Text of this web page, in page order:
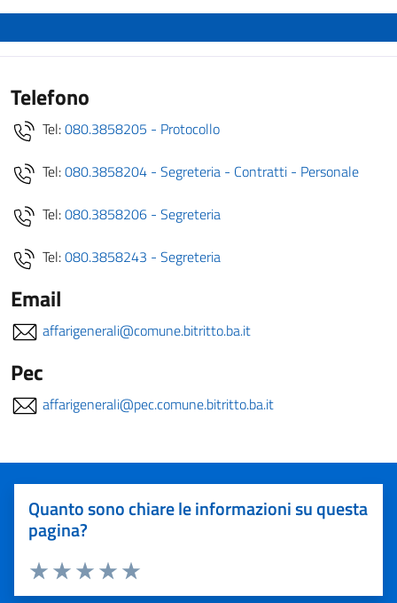
Telefono
Tel:080.3858205 - Protocollo
Tel:080.3858204 - Segreteria - Contratti - Personale
Tel:080.3858206 - Segreteria
Tel:080.3858243 - Segreteria
Email
affarigenerali@comune.bitritto.ba.it
Pec
affarigenerali@pec.comune.bitritto.ba.it
Quanto sono chiare le informazioni su questa
pagina?
Valuta 5 stelle su 5
Valuta 4 stelle su 5
Valuta 3 stelle su 5
Valuta 2 stelle su 5
Valuta 1 stelle su 5